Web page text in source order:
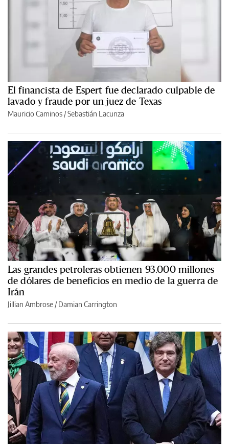
El financista de Espert fue declarado culpable de
lavado y fraude por un juez de Texas
Mauricio Caminos /Sebastián Lacunza
Las grandes petroleras obtienen 93.000 millones
de dólares de beneficios en medio de la guerra de
Irán
Jillian Ambrose / Damian Carrington